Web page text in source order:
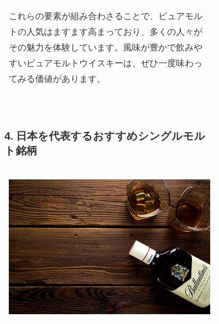
これらの要素が組み合わさることで、ピュアモル
トの人気はますます高まっており、多くの人々が
その魅力を体験しています。風味が豊かで飲みや
すいピュアモルトウイスキーは、ぜひ一度味わっ
てみる価値があります。
4. 日本を代表するおすすめシングルモル
ト銘柄